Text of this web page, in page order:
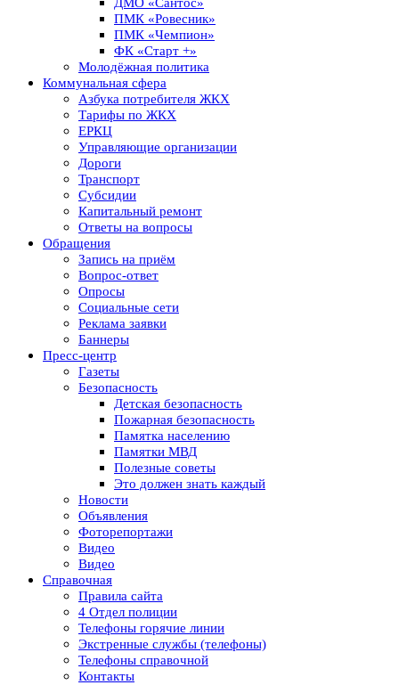
ДМО «Сантос»
ПМК «Ровесник»
ПМК «Чемпион»
ФК «Старт +»
Молодёжная политика
Коммунальная сфера
Азбука потребителя ЖКХ
Тарифы по ЖКХ
ЕРКЦ
Управляющие организации
Дороги
Транспорт
Субсидии
Капитальный ремонт
Ответы на вопросы
Обращения
Запись на приём
Вопрос-ответ
Опросы
Социальные сети
Реклама заявки
Баннеры
Пресс-центр
Газеты
Безопасность
Детская безопасность
Пожарная безопасность
Памятка населению
Памятки МВД
Полезные советы
Это должен знать каждый
Новости
Объявления
Фоторепортажи
Видео
Видео
Справочная
Правила сайта
4 Отдел полиции
Телефоны горячие линии
Экстренные службы (телефоны)
Телефоны справочной
Контакты